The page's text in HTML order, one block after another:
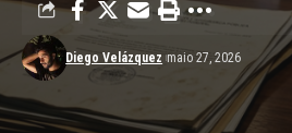
Diego Velázquez maio 27, 2026